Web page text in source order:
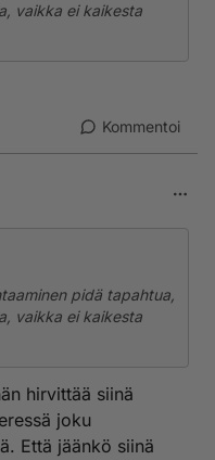
vaikka ei kaikesta
Kommentoi
pidä tapahtua,
vaikka ei kaikesta
hirvittää siinä
joku
Että jäänkö siinä